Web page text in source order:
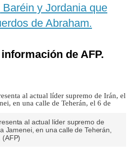
y Jordania que
de Abraham.
de AFP.
al actual líder supremo de
Jamenei, en una calle de Teherán,
(AFP)